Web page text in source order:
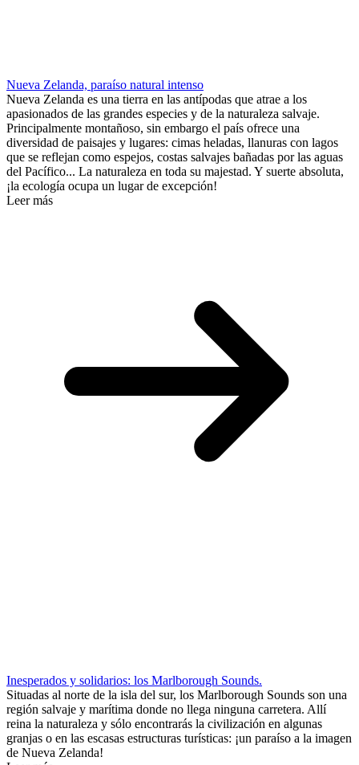
Nueva Zelanda, paraíso natural intenso
Nueva Zelanda es una tierra en las antípodas que atrae a los
apasionados de las grandes especies y de la naturaleza salvaje.
Principalmente montañoso, sin embargo el país ofrece una
diversidad de paisajes y lugares: cimas heladas, llanuras con lagos
que se reflejan como espejos, costas salvajes bañadas por las aguas
del Pacífico... La naturaleza en toda su majestad. Y suerte absoluta,
¡la ecología ocupa un lugar de excepción!
Leer más
Inesperados y solidarios: los Marlborough Sounds.
Situadas al norte de la isla del sur, los Marlborough Sounds son una
región salvaje y marítima donde no llega ninguna carretera. Allí
reina la naturaleza y sólo encontrarás la civilización en algunas
granjas o en las escasas estructuras turísticas: ¡un paraíso a la imagen
de Nueva Zelanda!